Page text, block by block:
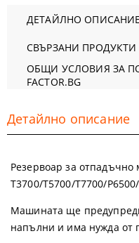
ДЕТАЙЛНО ОПИСАНИЕ
СВЪРЗАНИ ПРОДУКТИ
ОБЩИ УСЛОВИЯ ЗА
FACTOR.BG
Детайлно описание
Резервоар за отпадъчно
T3700/T5700/T7700/
Машината ще
напълни и има нужда от